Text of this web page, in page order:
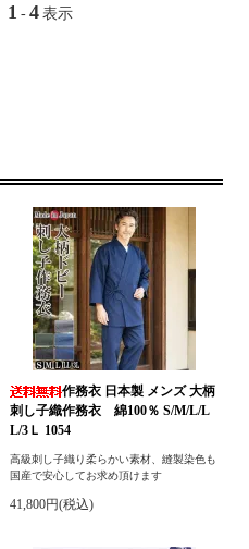
1 - 4 表示
作務衣 日本製 メンズ 大柄
刺し子織作務衣 綿100％ S/M/L/L
L/3Ｌ 1054
高級刺し子織り柔らかい素材、縫製染色も
国産で安心してお求め頂けます
41,800円(税込)